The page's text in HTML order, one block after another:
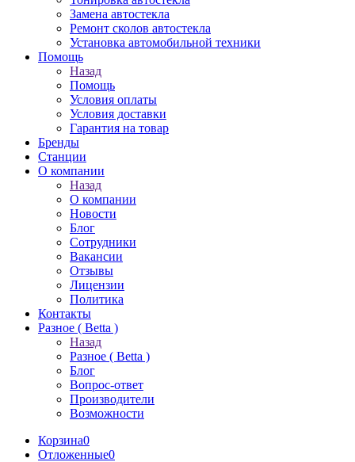
Замена автостекла
Ремонт сколов автостекла
Установка автомобильной техники
Помощь
Назад
Помощь
Условия оплаты
Условия доставки
Гарантия на товар
Бренды
Станции
О компании
Назад
О компании
Новости
Блог
Сотрудники
Вакансии
Отзывы
Лицензии
Политика
Контакты
Разное ( Betta )
Назад
Разное ( Betta )
Блог
Вопрос-ответ
Производители
Возможности
Корзина0
Отложенные0